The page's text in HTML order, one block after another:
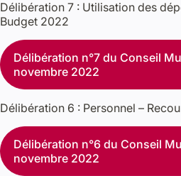
Délibération 7 : Utilisation des
Budget 2022
Délibération n°7 du Conseil
novembre 2022
Délibération 6 : Personnel –
Délibération n°6 du Conseil
novembre 2022